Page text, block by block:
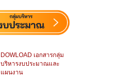
DOWLOAD เอกสารกลุ่ม
บริหารงบประมาณและ
แผนงาน